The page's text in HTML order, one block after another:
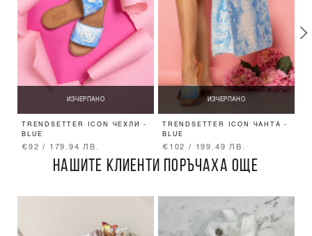
ИЗЧЕРПАНО
TRENDSETTER ICON ЧЕХЛИ -
BLUE
€92 / 179.94 ЛВ.
ИЗЧЕРПАНО
TRENDSETTER ICON ЧАНТА -
BLUE
€102 / 199.49 ЛВ.
НАШИТЕ КЛИЕНТИ ПОРЪЧАХА ОЩЕ